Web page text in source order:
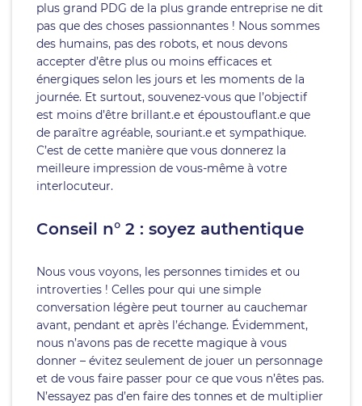
plus grand PDG de la plus grande entreprise ne dit
pas que des choses passionnantes ! Nous sommes
des humains, pas des robots, et nous devons
accepter d’être plus ou moins efficaces et
énergiques selon les jours et les moments de la
journée. Et surtout, souvenez-vous que l’objectif
est moins d’être brillant.e et époustouflant.e que
de paraître agréable, souriant.e et sympathique.
C’est de cette manière que vous donnerez la
meilleure impression de vous-même à votre
interlocuteur.
Conseil n° 2 : soyez authentique
Nous vous voyons, les personnes timides et ou
introverties ! Celles pour qui une simple
conversation légère peut tourner au cauchemar
avant, pendant et après l’échange. Évidemment,
nous n’avons pas de recette magique à vous
donner – évitez seulement de jouer un personnage
et de vous faire passer pour ce que vous n’êtes pas.
N’essayez pas d’en faire des tonnes et de multiplier